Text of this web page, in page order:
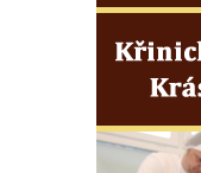
Velkém Šenově
Kenotaf Gerharda
na hřbitově ve
kostelem svatého